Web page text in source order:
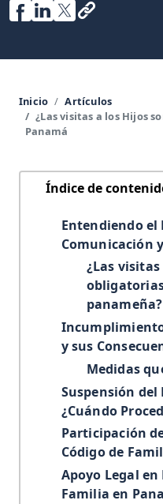
Inicio
Artículos
¿Las visitas a los Hijos
Panamá
Índice de
Entendiendo el
Comunicación
¿Las
panameña?
y sus
Medidas
Suspensión del
¿Cuándo
Participación
Código de
Apoyo Legal en
Familia en